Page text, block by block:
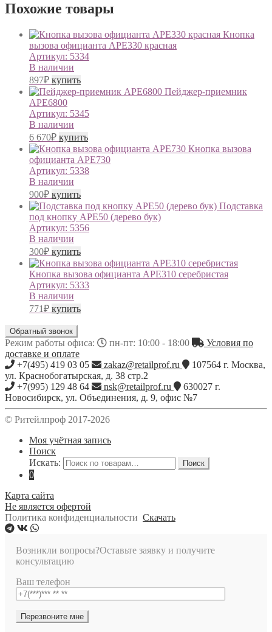
Похожие товары
Кнопка
вызова официанта АРЕ330 красная
Артикул: 5334
В наличии
897₽ купить
Пейджер-приемник
АРЕ6800
Артикул: 5345
В наличии
6 670₽ купить
Кнопка вызова
официанта АРЕ730
Артикул: 5338
В наличии
900₽ купить
Подставка
под кнопку APE50 (дерево бук)
Артикул: 5356
В наличии
300₽ купить
Кнопка вызова официанта АРЕ310 серебристая
Артикул: 5333
В наличии
771₽ купить
Обратный звонок
Режим работы офиса: пн-пт: 10:00 - 18:00
Условия по
доставке и оплате
+7(495) 419 03 05
zakaz@retailprof.ru 107564 г. Москва,
ул. Краснобогатырская, д. 38 стр.2
+7(995) 129 48 64
nsk@retailprof.ru 630027 г.
Новосибирск, ул. Объединения, д. 9, офис №7
© Ритейлпроф 2017-2026
Моя учётная запись
Поиск
Искать:
Поиск
0
Карта сайта
Не является офертой
Политика конфиденциальности Скачать
Возникли вопросы?Оставьте заявку и получите
консультацию
Ваш телефон